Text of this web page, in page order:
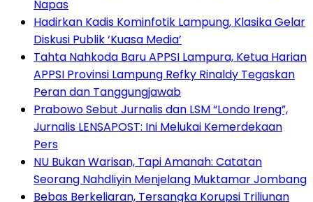
Napas
Hadirkan Kadis Kominfotik Lampung, Klasika Gelar
Diskusi Publik ‘Kuasa Media’
Tahta Nahkoda Baru APPSI Lampura, Ketua Harian
APPSI Provinsi Lampung Refky Rinaldy Tegaskan
Peran dan Tanggungjawab
Prabowo Sebut Jurnalis dan LSM “Londo Ireng”,
Jurnalis LENSAPOST: Ini Melukai Kemerdekaan
Pers
NU Bukan Warisan, Tapi Amanah: Catatan
Seorang Nahdliyin Menjelang Muktamar Jombang
Bebas Berkeliaran, Tersangka Korupsi Triliunan